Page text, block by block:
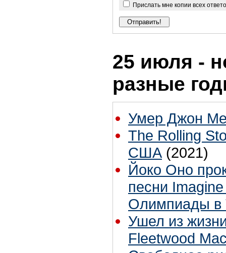
Прислать мне копии всех
25 июля -
разные
Умер Джон
The Rolling
США (2021)
Йоко Оно
песни
Олимпиады в
Ушел из
Fleetwood